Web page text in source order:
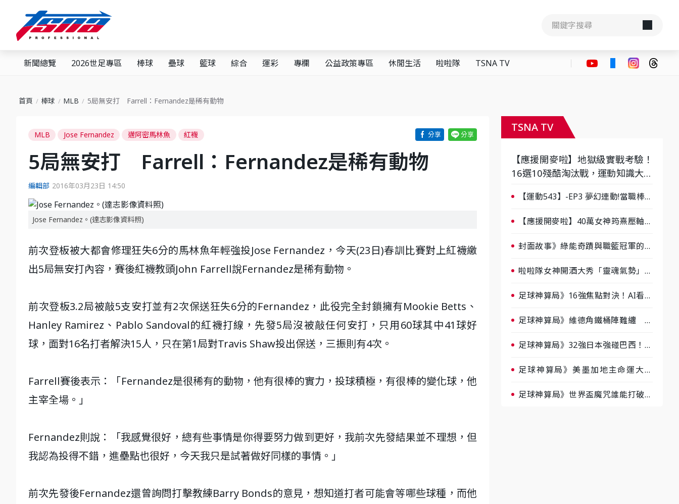
新聞總覽 2026世足專區 棒球 壘球 籃球 綜合 運彩 專欄 公益政策專區 休閒生活 啦啦隊 TSNA TV
首頁 棒球 MLB 5局無安打 Farrell：Fernandez是稀有動物
MLB Jose Fernandez 邁阿密馬林魚 紅襪
5局無安打 Farrell：Fernandez是稀有動物
編輯部 2016年03月23日 14:50
Jose Fernandez。(達志影像資料照)
前次登板被大都會修理狂失6分的馬林魚年輕強投Jose Fernandez，今天(23日)春訓比賽對上紅襪繳
出5局無安打內容，賽後紅襪教頭John Farrell說Fernandez是稀有動物。
前次登板3.2局被敲5支安打並有2次保送狂失6分的Fernandez，此役完全封鎖擁有Mookie Betts、
Hanley Ramirez、Pablo Sandoval的紅襪打線，先發5局沒被敲任何安打，只用60球其中41球好
球，面對16名打者解決15人，只在第1局對Travis Shaw投出保送，三振則有4次。
Farrell賽後表示：「Fernandez是很稀有的動物，他有很棒的實力，投球積極，有很棒的變化球，他
主宰全場。」
Fernandez則說：「我感覺很好，總有些事情是你得要努力做到更好，我前次先發結果並不理想，但
我認為投得不錯，進壘點也很好，今天我只是試著做好同樣的事情。」
前次先發後Fernandez還曾詢問打擊教練Barry Bonds的意見，想知道打者可能會等哪些球種，而他
TSNA TV
【應援開麥啦】地獄級實戰考驗！
16選10殘酷淘汰戰，運動知識大會
【運動543】-EP3 夢幻連動!當職棒傳
【應援開麥啦】40萬女神筠熹壓軸！
比一個會-ep2
封面故事》綠能奇蹟與職籃冠軍的背
事》大談「心酸創業學」
啦啦隊女神開酒大秀「靈魂氣勢」！
大過招
足球神算局》16強焦點對決！AI看好
足球神算局》維德角鐵桶陣難纏 阿
足球神算局》32強日本強碰巴西！AI
爆冷
足球神算局》美墨加地主命運大解
足球神算局》世界盃魔咒誰能打破？